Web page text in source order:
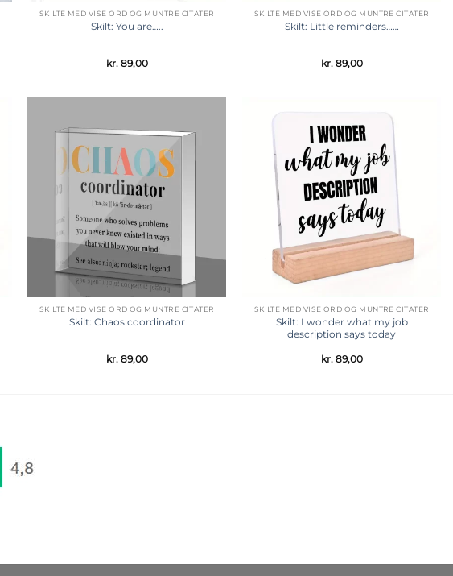
SKILTE MED VISE ORD OG MUNTRE CITATER
Skilt: You are…..
kr.89,00
SKILTE MED VISE ORD OG MUNTRE CITATER
Skilt: Little reminders……
kr.89,00
Tilføj til
SKILTE MED VISE ORD OG MUNTRE CITATER
Skilt: Chaos coordinator
kr.89,00
SKILTE MED VISE ORD OG MUNTRE CITATER
Skilt: I wonder what my job
description says today
kr.89,00